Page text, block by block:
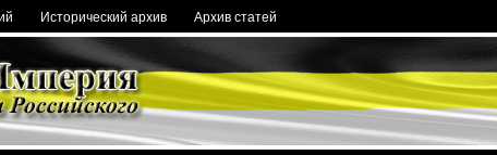
Исторический архив Архив статей